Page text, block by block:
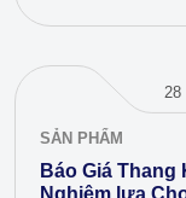
28
SẢN PHẨM
Báo Giá Thang